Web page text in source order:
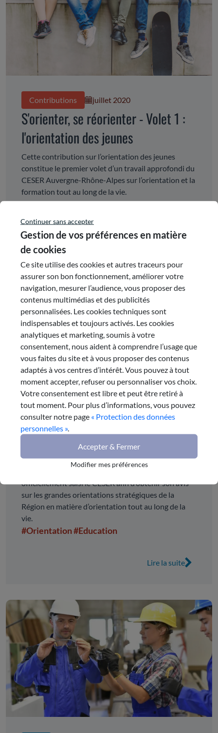
Contributions juillet 2020
S'orienter, se réorienter - Volet 1 :
l'orientation des jeunes
Cette contribution sur l’orientation des jeunes
constitue le premier volet d’un travail approfondi du
CESER Auvergne-Rhône-Alpes sur l’orientation et la
formation tout au long de la vie.
#Orientation#CESER
Lire la suite
Avis mars 2019
L'orientation : un outil de
développement économique et de
réussite personnelle
Le Conseil régional Auvergne-Rhône-Alpes a
officiellement saisi le CESER afin d’obtenir son avis
sur les grandes orientations stratégiques de la
Région en matière d’orientation tout au long de la
vie.
#Orientation#Education
Lire la suite
Continuer sans accepter
Gestion de vos préférences en matière
de cookies
Ce site utilise des cookies et autres traceurs pour
assurer son bon fonctionnement, améliorer votre
navigation, mesurer l’audience, vous proposer des
contenus multimédias et des publicités
personnalisées. Les cookies techniques sont
indispensables et toujours activés. Les cookies
analytiques et marketing, soumis à votre
consentement, nous aident à comprendre l’usage que
vous faites du site et à vous proposer des contenus
adaptés à vos centres d’intérêt. Vous pouvez à tout
moment accepter, refuser ou personnaliser vos choix.
Votre consentement est libre et peut être retiré à
tout moment. Pour plus d’informations, vous pouvez
consulter notre page « Protection des données
personnelles ».
Accepter & Fermer
Modifier mes préférences